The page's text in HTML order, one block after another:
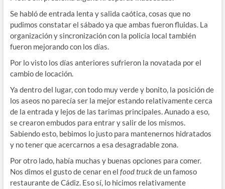
Se habló de entrada lenta y salida caótica, cosas que no
pudimos constatar el sábado ya que ambas fueron fluidas. La
organización y sincronización con la policía local también
fueron mejorando con los días.
Por lo visto los días anteriores sufrieron la novatada por el
cambio de locación.
Ya dentro del lugar, con todo muy verde y bonito, la posición de
los aseos no parecía ser la mejor estando relativamente cerca
de la entrada y lejos de las tarimas principales. Aunado a eso,
se crearon embudos para entrar y salir de los mismos.
Sabiendo esto, bebimos lo justo para mantenernos hidratados
y no tener que acercarnos a esa desagradable zona.
Por otro lado, había muchas y buenas opciones para comer.
Nos dimos el gusto de cenar en el food truckde un famoso
restaurante de Cádiz. Eso sí, lo hicimos relativamente